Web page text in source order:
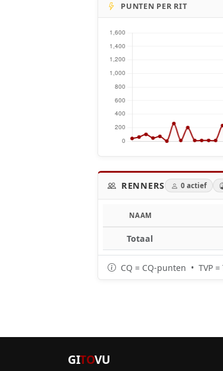
PUNTEN PER RIT
RENNERS 0 actief
NAAM
Totaal
CQ = CQ-punten • TVP
GITOVU